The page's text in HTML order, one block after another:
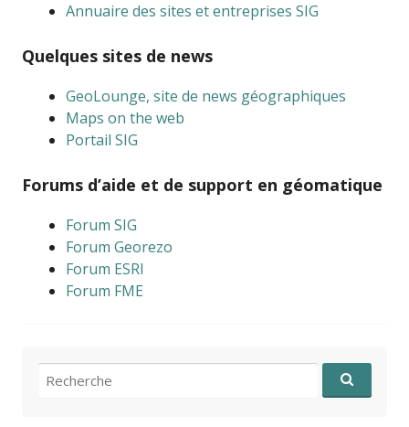
Annuaire des sites et entreprises SIG
Quelques sites de news
GeoLounge, site de news géographiques
Maps on the web
Portail SIG
Forums d’aide et de support en géomatique
Forum SIG
Forum Georezo
Forum ESRI
Forum FME
Recherche pour: